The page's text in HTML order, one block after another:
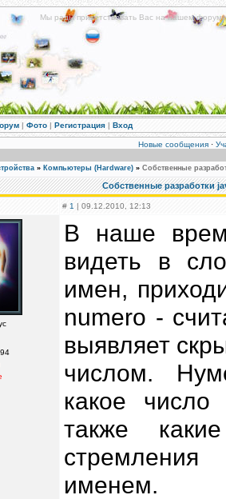
Мы рады приветствовать Вас на нашем
| Фото | Регистрация | Вход
Новые сообщения·
» Компьютеры (Hardware) » Собственные
Собственные разработки
# 1 | 09.12.2010, 12:13
В наше
видеть в
имен,
numero -
выявляет
числом.
какое число
также
именем.